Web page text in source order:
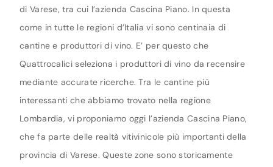
di Varese, tra cui l’azienda Cascina Piano. In questa
come in tutte le regioni d’Italia vi sono centinaia di
cantine e produttori di vino. E’ per questo che
Quattrocalici seleziona i produttori di vino da recensire
mediante accurate ricerche. Tra le cantine più
interessanti che abbiamo trovato nella regione
Lombardia, vi proponiamo oggi l’azienda Cascina Piano,
che fa parte delle realtà vitivinicole più importanti della
provincia di Varese. Queste zone sono storicamente